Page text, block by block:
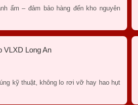
ẩm – đảm bảo hàng đến kho nguyên
kỹ thuật, không lo rơi vỡ hay hao hụt